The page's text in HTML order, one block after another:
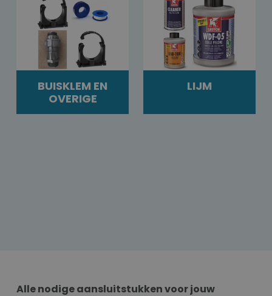
BUISKLEM EN
OVERIGE
LIJM
Alle nodige aansluitstukken voor jouw